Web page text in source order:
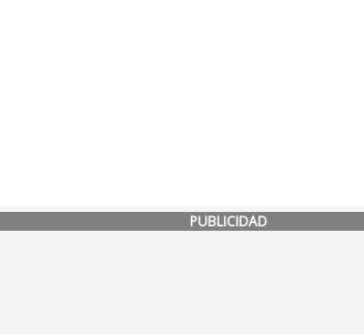
PUBLICIDAD